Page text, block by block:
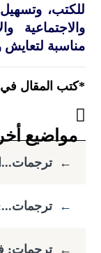
للكتب، وتسهيل
والاجتماعية
مناسبة لتعايش
*كتب المقال في 27/06/
مواضيع
←
←
←
ترجمات: